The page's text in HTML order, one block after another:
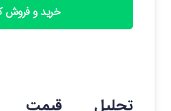
خرید و فروش
تحلیل قیمت